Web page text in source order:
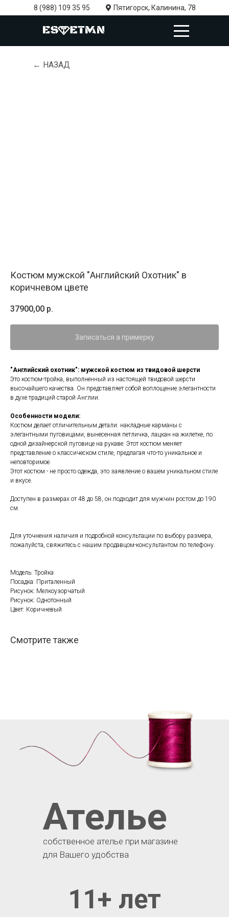
8 (988) 109 35 95 Пятигорск, Калинина, 78
← НАЗАД
Костюм мужской "Английский Охотник" в
коричневом цвете
37900,00 р.
Записаться а примерку
"Английский охотник": мужской костюм из твидовой шерсти
Это костюм-тройка, выполненный из настоящей твидовой шерсти
высочайшего качества. Он представляет собой воплощение элегантности
в духе традиций старой Англии.
Особенности модели:
Костюм делает отличительным детали: накладные карманы с
элегантными пуговицами, вынесенная петличка, лацкан на жилетке, по
одной дизайнерской пуговице на рукаве. Этот костюм меняет
представление о классическом стиле, предлагая что-то уникальное и
неповторимое.
Этот костюм - не просто одежда, это заявление о вашем уникальном стиле
и вкусе.
Доступен в размерах от 48 до 58, он подходит для мужчин ростом до 190
см.
Для уточнения наличия и подробной консультации по выбору размера,
пожалуйста, свяжитесь с нашим продавцом-консультантом по телефону.
Модель: Тройка
Посадка: Приталенный
Рисунок: Мелкоузорчатый
Рисунок: Однотонный
Цвет: Коричневый
Смотрите также
11+ лет
Ателье
собственное ателье при магазине
для Вашего удобства